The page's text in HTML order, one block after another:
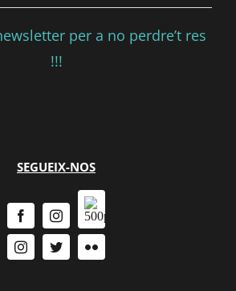
per a no perdre’t res
!!!
SEGUEIX-NOS